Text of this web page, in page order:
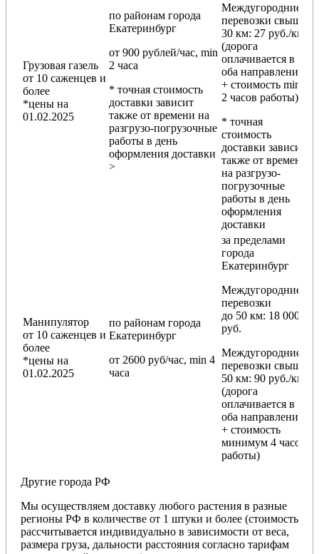
Грузовая газель
от 10 саженцев и
более
*цены на
01.02.2025
по районам города
Екатеринбург
от 900 рублей/час, min
2 часа
* точная стоимость
доставки зависит
также от времени на
разгрузо-погрузочные
работы в день
оформления доставки
>
Междугородние
перевозки свыше
30 км: 27 руб./км
(дорога
оплачивается в
оба направления
+ стоимость min
2 часов работы)
* точная
стоимость
доставки зависит
также от времени
на разгрузо-
погрузочные
работы в день
оформления
доставки
Манипулятор
от 10 саженцев и
более
*цены на
01.02.2025
по районам города
Екатеринбург
от 2600 руб/час, min 4
часа
за пределами
города
Екатеринбург
Междугородние
перевозки
до 50 км: 18 000
руб.
Междугородние
перевозки свыше
50 км: 90 руб./км
(дорога
оплачивается в
оба направления
+ стоимость
минимум 4 часов
работы)
Другие города РФ
Мы осуществляем доставку любого растения в разные
регионы РФ в количестве от 1 штуки и более (стоимость
рассчитывается индивидуально в зависимости от веса,
размера груза, дальности расстояния согласно тарифам